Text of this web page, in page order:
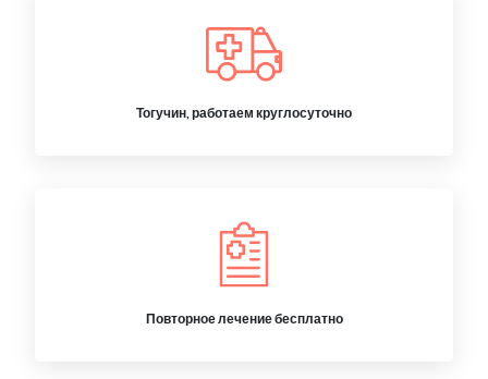
Тогучин, работаем круглосуточно
Повторное лечение бесплатно